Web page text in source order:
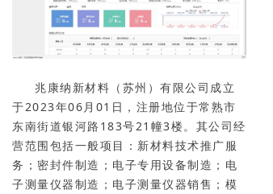
兆康纳新材料（苏州）有限公司成立
于2023年06月01日，注册地位于常熟市
东南街道银河路183号21幢3楼。其公司经
营范围包括一般项目：新材料技术推广服
务；密封件制造；电子专用设备制造；电
子测量仪器制造；电子测量仪器销售；模